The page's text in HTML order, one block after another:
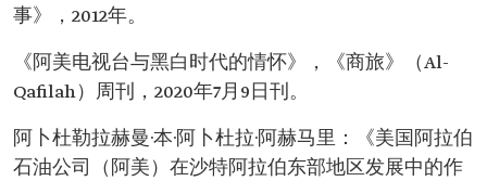
事》，2012年。
《阿美电视台与黑白时代的情怀》，《商旅》（Al-
Qafilah）周刊，2020年7月9日刊。
阿卜杜勒拉赫曼·本·阿卜杜拉·阿赫马里：《美国阿拉伯
石油公司（阿美）在沙特阿拉伯东部地区发展中的作